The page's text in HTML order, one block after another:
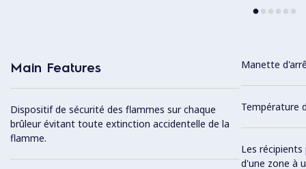
Main Features
Dispositif de sécurité des flammes sur chaque
brûleur évitant toute extinction accidentelle de la
flamme.
Manette
Température
Les
d'une zone à